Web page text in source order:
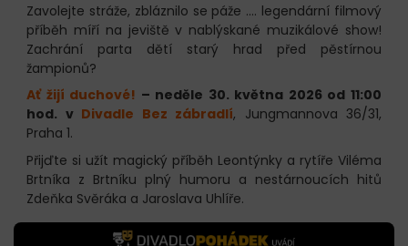
Zavolejte stráže, zbláznilo se páže .... legendární filmový
příběh míří na jeviště v nablýskané muzikálové show!
Zachrání parta dětí starý hrad před pěstírnou
žampionů?
Ať žijí duchové! – neděle 30. května 2026 od 11:00
hod. v Divadle Bez zábradlí, Jungmannova 36/31,
Praha 1.
Přijďte si užít magický příběh Leontýnky a rytíře Viléma
Brtníka z Brtníku plný humoru a nestárnoucích hitů
Zdeňka Svěráka a Jaroslava Uhlíře.